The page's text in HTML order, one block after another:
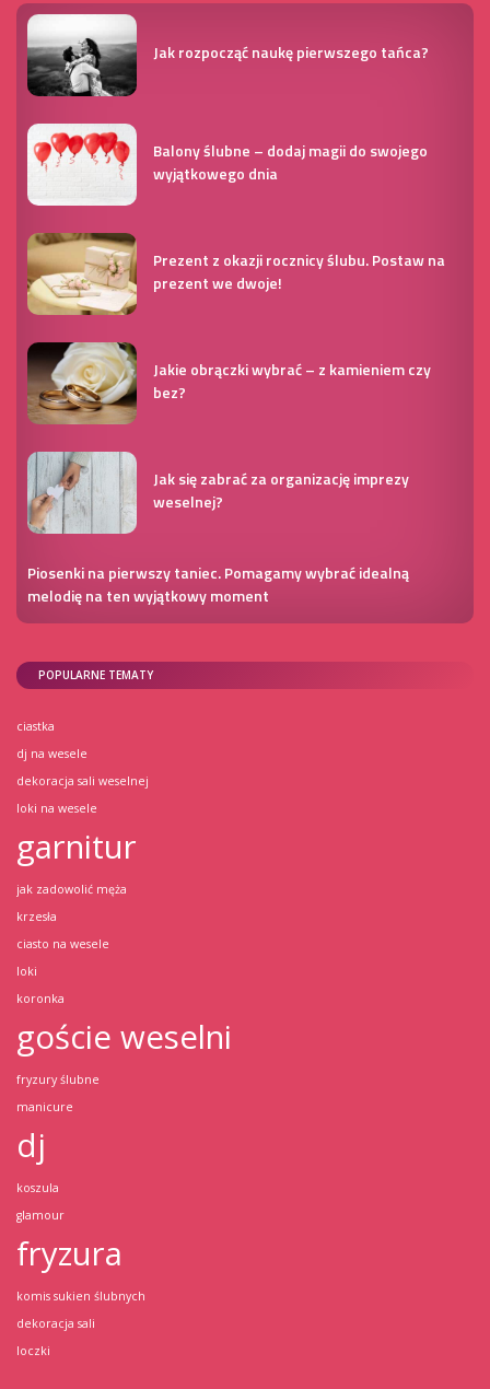
Jak rozpocząć naukę pierwszego tańca?
Balony ślubne – dodaj magii do swojego
wyjątkowego dnia
Prezent z okazji rocznicy ślubu. Postaw na
prezent we dwoje!
Jakie obrączki wybrać – z kamieniem czy
bez?
Jak się zabrać za organizację imprezy
weselnej?
Piosenki na pierwszy taniec. Pomagamy wybrać idealną
melodię na ten wyjątkowy moment
POPULARNE TEMATY
ciastka
dj na wesele
dekoracja sali weselnej
loki na wesele
garnitur
jak zadowolić męża
krzesła
ciasto na wesele
loki
koronka
goście weselni
fryzury ślubne
manicure
dj
koszula
glamour
fryzura
komis sukien ślubnych
dekoracja sali
loczki